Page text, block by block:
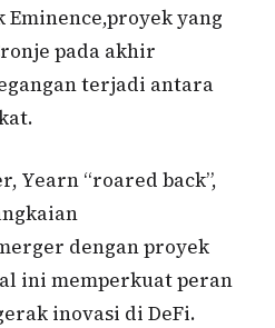
yang
pada akhir
terjadi antara
Yearn “roared back”,
dengan proyek
ini memperkuat peran
inovasi di DeFi.